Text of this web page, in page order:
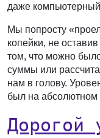
даже компьютерный
Мы попросту
копейки, не
том, что можно
суммы или
нам в голову.
был на абсолютном
Дорогой